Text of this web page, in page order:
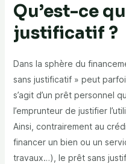
Qu’est-ce
justificatif ?
Dans la sphère du
sans justificatif » peut
s’agit d’un prêt personnel
l’emprunteur de justifier
Ainsi, contrairement au
financer un bien ou un
travaux…), le prêt sans